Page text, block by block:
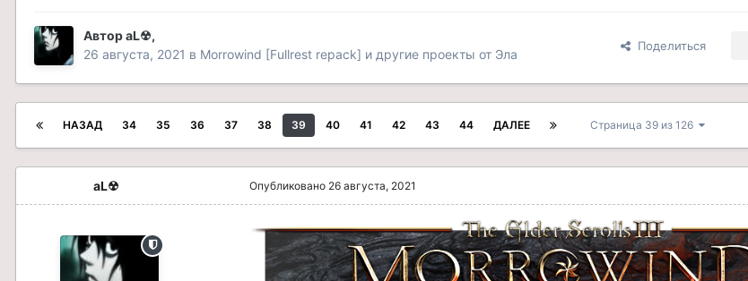
АвторaL☢,
26 августа, 2021 в Morrowind [Fullrest repack] и другие проекты от Эла
Поделиться
НАЗАД 34 35 36 37 38 39 40 41 42 43 44 ДАЛЕЕ Страница 39 из 126
aL☢ Опубликовано 26 августа, 2021